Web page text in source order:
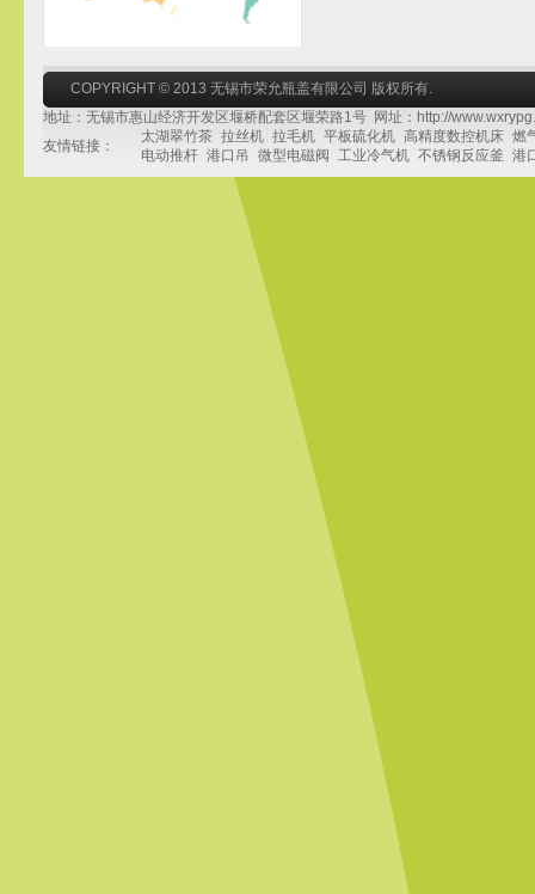
COPYRIGHT © 2013 无锡市荣允瓶盖有限公司 版权所有.
地址：无锡市惠山经济开发区堰桥配套区堰荣路1号 网址：http://
友情链接：
太湖翠竹茶 拉丝机 拉毛机 平板硫化机 高精度数控机床 燃
电动推杆 港口吊 微型电磁阀 工业冷气机 不锈钢反应釜 港